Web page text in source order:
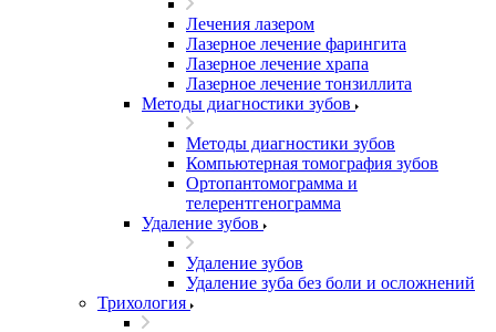
Лечения лазером
Лазерное лечение фарингита
Лазерное лечение храпа
Лазерное лечение тонзиллита
Методы диагностики зубов
Методы диагностики зубов
Компьютерная томография зубов
Ортопантомограмма и
телерентгенограмма
Удаление зубов
Удаление зубов
Удаление зуба без боли и осложнений
Трихология